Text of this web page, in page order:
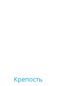
Крепость